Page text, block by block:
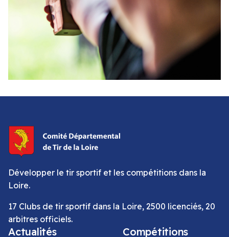
Développer le tir sportif et les compétitions dans la
Loire.
17 Clubs de tir sportif dans la Loire, 2500 licenciés, 20
arbitres officiels.
Actualités Compétitions